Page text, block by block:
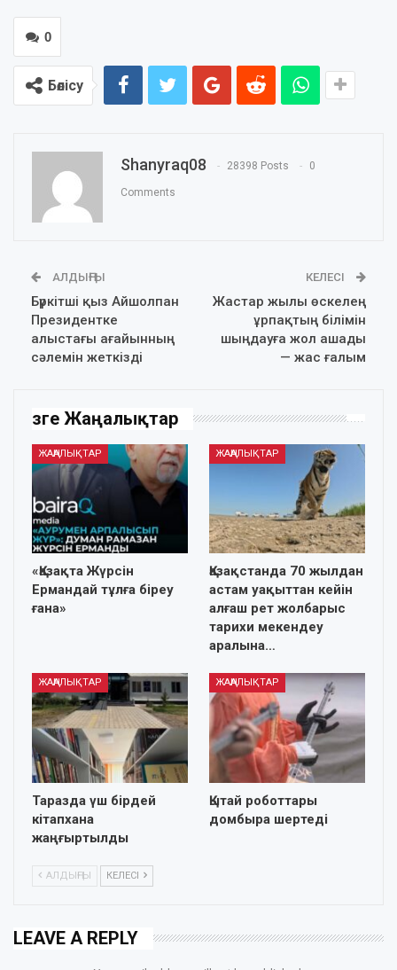
0
Бөлісу
Shanyraq08 28398 Posts 0
Comments
АЛДЫҢҒЫ
Бүркітші қыз Айшолпан
Президентке
алыстағы ағайынның
сәлемін жеткізді
КЕЛЕСІ
Жастар жылы өскелең
ұрпақтың білімін
шыңдауға жол ашады
— жас ғалым
Өзге Жаңалықтар
ЖАҢАЛЫҚТАР
«Қазақта Жүрсін
Ермандай тұлға біреу
ғана»
ЖАҢАЛЫҚТАР
Қазақстанда 70 жылдан
астам уақыттан кейін
алғаш рет жолбарыс
тарихи мекендеу
аралына…
ЖАҢАЛЫҚТАР
Таразда үш бірдей
кітапхана
жаңғыртылды
ЖАҢАЛЫҚТАР
Қытай роботтары
домбыра шертеді
АЛДЫҢҒЫ КЕЛЕСІ
LEAVE A REPLY